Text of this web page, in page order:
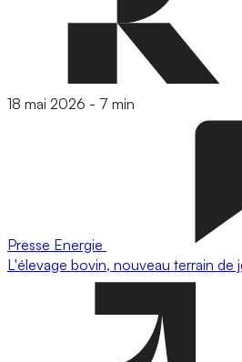
18 mai 2026 - 7 min
Presse Energie
L'élevage bovin, nouveau terrain de